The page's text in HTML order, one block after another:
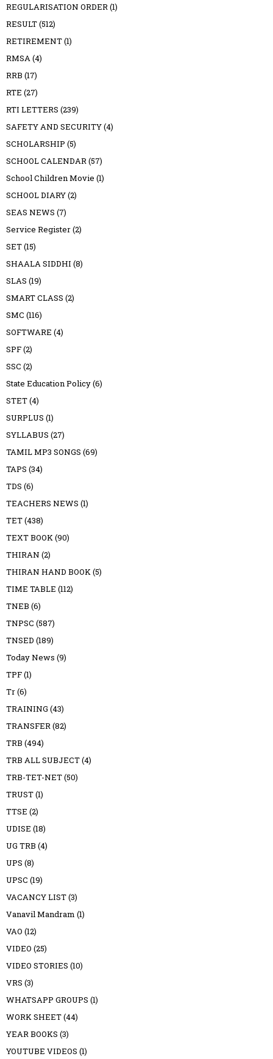
REGULARISATION ORDER(1)
RESULT(512)
RETIREMENT(1)
RMSA(4)
RRB (17)
RTE (27)
RTI LETTERS (239)
SAFETY AND SECURITY(4)
SCHOLARSHIP (5)
SCHOOL CALENDAR(57)
School Children Movie (1)
SCHOOL DIARY(2)
SEAS NEWS (7)
Service Register(2)
SET(15)
SHAALA SIDDHI (8)
SLAS (19)
SMART CLASS (2)
SMC (116)
SOFTWARE (4)
SPF(2)
SSC (2)
State Education Policy(6)
STET(4)
SURPLUS (1)
SYLLABUS (27)
TAMIL MP3 SONGS (69)
TAPS (34)
TDS (6)
TEACHERS NEWS (1)
TET(438)
TEXT BOOK(90)
THIRAN (2)
THIRAN HAND BOOK(5)
TIME TABLE (112)
TNEB (6)
TNPSC (587)
TNSED (189)
Today News (9)
TPF(1)
Tr(6)
TRAINING (43)
TRANSFER(82)
TRB (494)
TRB ALL SUBJECT(4)
TRB-TET-NET(50)
TRUST(1)
TTSE (2)
UDISE (18)
UG TRB (4)
UPS (8)
UPSC (19)
VACANCY LIST(3)
Vanavil Mandram (1)
VAO (12)
VIDEO (25)
VIDEO STORIES (10)
VRS (3)
WHATSAPP GROUPS (1)
WORK SHEET(44)
YEAR BOOKS (3)
YOUTUBE VIDEOS (1)